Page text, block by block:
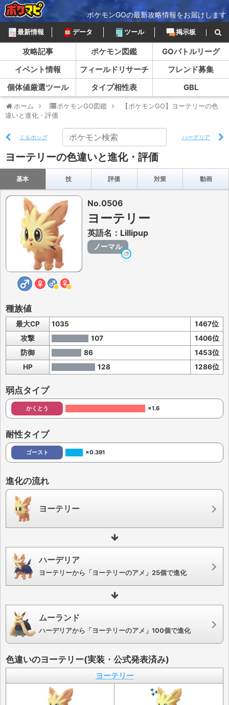
ポケモンGOの最新攻略情報をお届けします
最新情報 データ ツール 掲示板
攻略記事 ポケモン図鑑
GOバトルリーグ
イベント情報
フィールドリサーチ
フレンド募集
個体値厳選ツール
タイプ相性表 GBL
ホーム ポケモンGO図鑑
【ポケモンGO】ヨーテリーの色
違いと進化・評価
ミルホッグ ハーデリア
ヨーテリーの色違いと進化・評価
基本 技 評価 対策 動画
No.0506
ヨーテリー
英語名：Lillipup
ノーマル
種族値
最大CP 1035
1467位
攻撃
107
1406位
防御
86
1453位
HP
128 1286位
弱点タイプ
かくとう ×1.6
耐性タイプ
ゴースト ×0.391
進化の流れ
ヨーテリー
ハーデリア
ヨーテリーから「ヨーテリーのアメ」25個で進化
ムーランド
ハーデリアから「ヨーテリーのアメ」100個で進化
色違いのヨーテリー(実装・公式発表済み)
ヨーテリー